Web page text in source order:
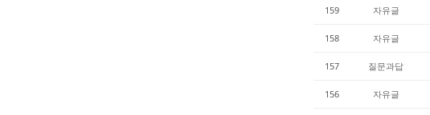
159 자유글
158 자유글
157 질문과답
156 자유글